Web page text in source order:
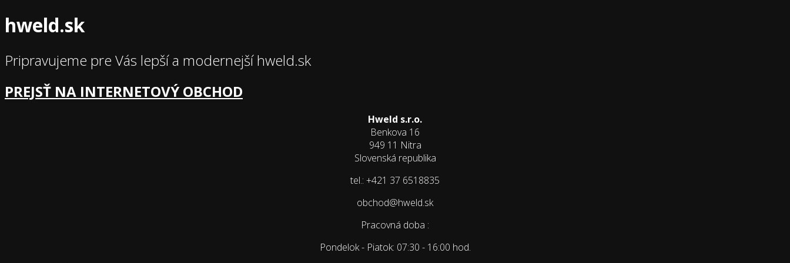
hweld.sk
Pripravujeme pre Vás lepší a modernejší hweld.sk
PREJSŤ NA INTERNETOVÝ OBCHOD
Hweld s.r.o.
Benkova 16
949 11 Nitra
Slovenská republika
tel.: +421 37 6518835
obchod@hweld.sk
Pracovná doba :
Pondelok - Piatok: 07:30 - 16:00 hod.